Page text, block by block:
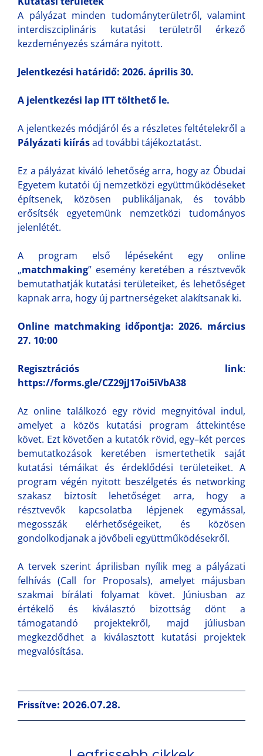
A pályázat minden tudományterületről, valamint
interdiszciplináris kutatási területről érkező
kezdeményezés számára nyitott.
Jelentkezési határidő: 2026. április 30.
A jelentkezési lap ITTtölthető le.
A jelentkezés módjáról és a részletes feltételekről a
Pályázati kiírásad további tájékoztatást.
Ez a pályázat kiváló lehetőség arra, hogy az Óbudai
Egyetem kutatói új nemzetközi együttműködéseket
építsenek, közösen publikáljanak, és tovább
erősítsék egyetemünk nemzetközi tudományos
jelenlétét.
A program első lépéseként egy online
„matchmaking” esemény keretében a résztvevők
bemutathatják kutatási területeiket, és lehetőséget
kapnak arra, hogy új partnerségeket alakítsanak ki.
Online matchmaking időpontja: 2026. március
27. 10:00
Regisztrációs link:
https://forms.gle/CZ29jJ17oi5iVbA38
Az online találkozó egy rövid megnyitóval indul,
amelyet a közös kutatási program áttekintése
követ. Ezt követően a kutatók rövid, egy–két perces
bemutatkozások keretében ismertethetik saját
kutatási témáikat és érdeklődési területeiket. A
program végén nyitott beszélgetés és networking
szakasz biztosít lehetőséget arra, hogy a
résztvevők kapcsolatba lépjenek egymással,
megosszák elérhetőségeiket, és közösen
gondolkodjanak a jövőbeli együttműködésekről.
A tervek szerint áprilisban nyílik meg a pályázati
felhívás (Call for Proposals), amelyet májusban
szakmai bírálati folyamat követ. Júniusban az
értékelő és kiválasztó bizottság dönt a
támogatandó projektekről, majd júliusban
megkezdődhet a kiválasztott kutatási projektek
megvalósítása.
Frissítve: 2026.07.28.